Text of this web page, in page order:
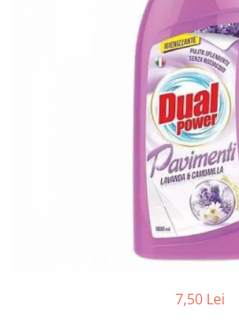
Detergent pardoseala
Echipamente de curăţenie
Folie aluminiu,folie alimentara
Indepartarea parului
Produse pentru coafat
7,50 Lei